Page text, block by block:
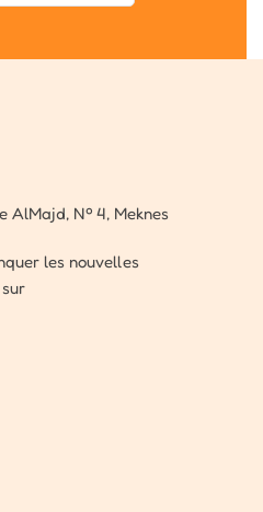
AlMajd, Nº 4, Meknes
les nouvelles